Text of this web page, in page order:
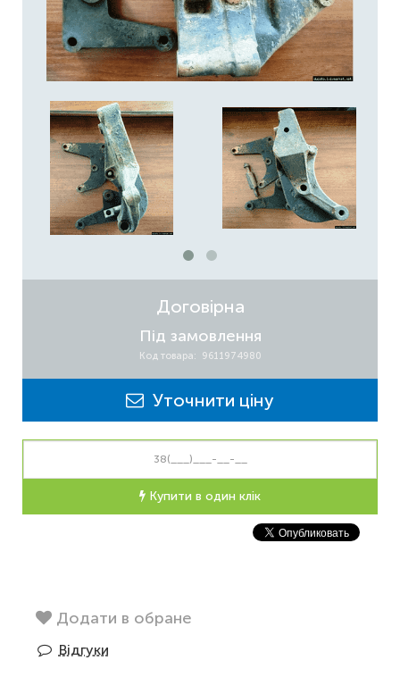
Договірна
Під замовлення
Код товара: 9611974980
Уточнити ціну
Купити в один клік
Додати в обране
Відгуки